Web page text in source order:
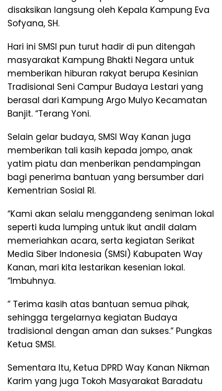
disaksikan langsung oleh Kepala Kampung Eva
Sofyana, SH.
Hari ini SMSI pun turut hadir di pun ditengah
masyarakat Kampung Bhakti Negara untuk
memberikan hiburan rakyat berupa Kesinian
Tradisional Seni Campur Budaya Lestari yang
berasal dari Kampung Argo Mulyo Kecamatan
Banjit. “Terang Yoni.
Selain gelar budaya, SMSI Way Kanan juga
memberikan tali kasih kepada jompo, anak
yatim piatu dan menberikan pendampingan
bagi penerima bantuan yang bersumber dari
Kementrian Sosial RI.
“Kami akan selalu menggandeng seniman lokal
seperti kuda lumping untuk ikut andil dalam
memeriahkan acara, serta kegiatan Serikat
Media Siber Indonesia (SMSI) Kabupaten Way
Kanan, mari kita lestarikan kesenian lokal.
“Imbuhnya.
” Terima kasih atas bantuan semua pihak,
sehingga tergelarnya kegiatan Budaya
tradisional dengan aman dan sukses.” Pungkas
Ketua SMSI.
Sementara Itu, Ketua DPRD Way Kanan Nikman
Karim yang juga Tokoh Masyarakat Baradatu